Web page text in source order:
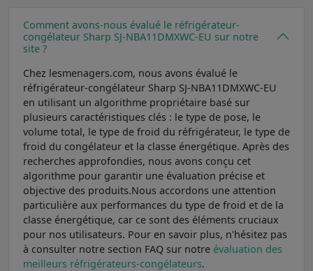
Comment avons-nous évalué le réfrigérateur-
congélateur Sharp SJ-NBA11DMXWC-EU sur notre
site ?
Chez lesmenagers.com, nous avons évalué le
réfrigérateur-congélateur Sharp SJ-NBA11DMXWC-EU
en utilisant un algorithme propriétaire basé sur
plusieurs caractéristiques clés : le type de pose, le
volume total, le type de froid du réfrigérateur, le type de
froid du congélateur et la classe énergétique. Après des
recherches approfondies, nous avons conçu cet
algorithme pour garantir une évaluation précise et
objective des produits.Nous accordons une attention
particulière aux performances du type de froid et de la
classe énergétique, car ce sont des éléments cruciaux
pour nos utilisateurs. Pour en savoir plus, n'hésitez pas
à consulter notre section FAQ sur notre évaluation des
meilleurs réfrigérateurs-congélateurs.